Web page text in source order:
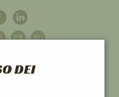
DEI